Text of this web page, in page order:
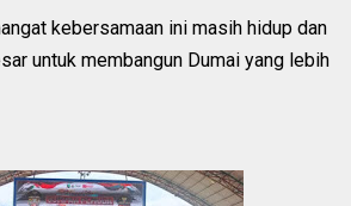
kebersamaan ini masih hidup dan
untuk membangun Dumai yang lebih